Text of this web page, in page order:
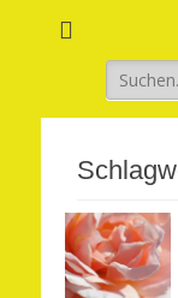
Suchen
nach: